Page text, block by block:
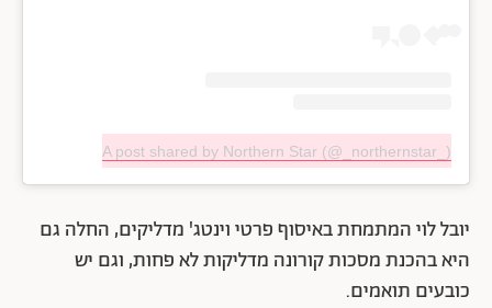
A post shared by Northern Star (@_northernstar_)
יובל לוי המתמחת באיסוף פרטי וינטג' מדליקים, החלה גם
היא בהכנת מסכות קורונה מדליקות לא פחות, וגם יש
כובעים תואמים.